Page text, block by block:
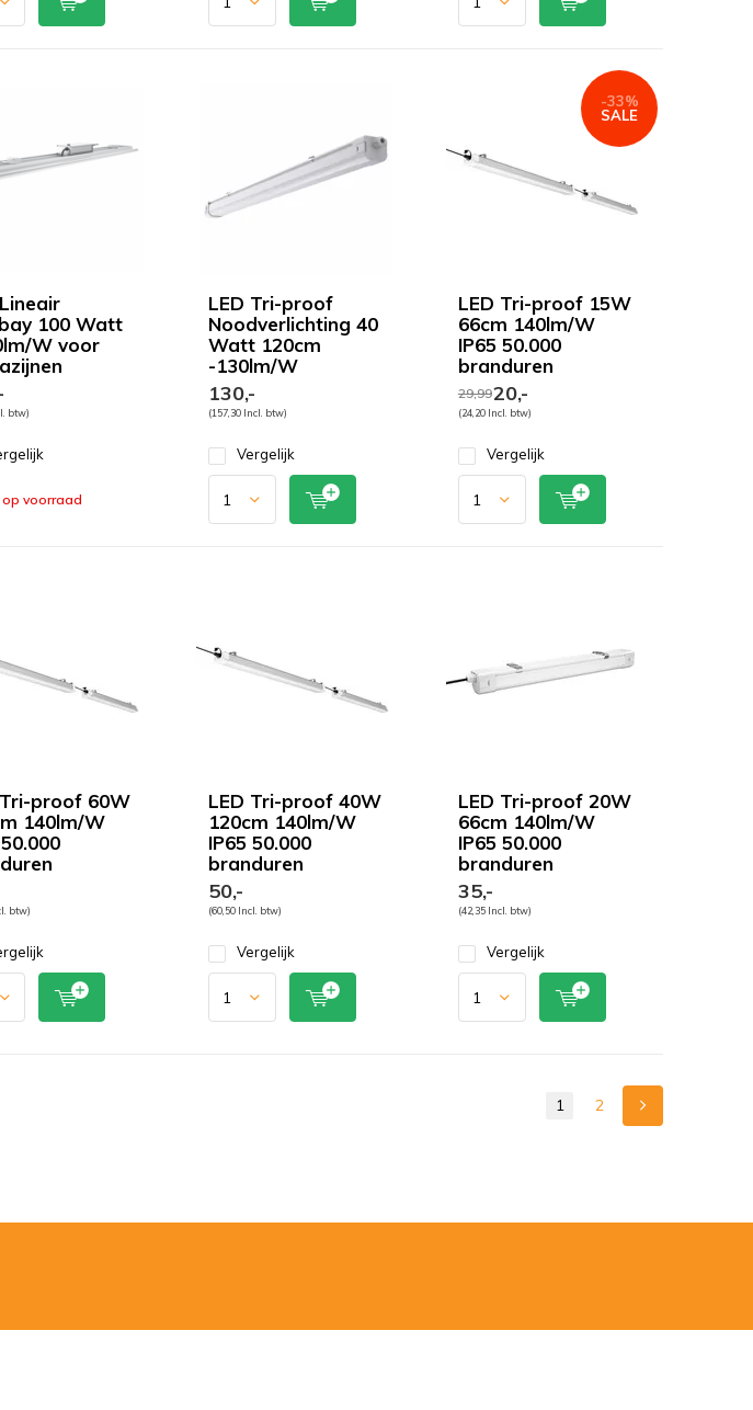
100 Watt
W voor
btw)
op voorraad
LED Tri-proof
Noodverlichting 40
Watt 120cm
-130lm/W
130,-
(157,30 Incl. btw)
Vergelijk
LED Tri-proof 15W
66cm 140lm/W
IP65 50.000
branduren
-33%
SALE
29,9920,-
(24,20 Incl. btw)
Vergelijk
proof 60W
140lm/W
btw)
LED Tri-proof 40W
120cm 140lm/W
IP65 50.000
branduren
50,-
(60,50 Incl. btw)
Vergelijk
LED Tri-proof 20W
66cm 140lm/W
IP65 50.000
branduren
35,-
(42,35 Incl. btw)
Vergelijk
1 2